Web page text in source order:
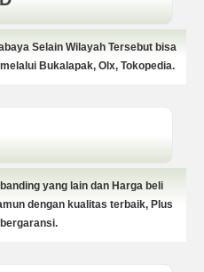
Selain Wilayah Tersebut bisa
Bukalapak, Olx, Tokopedia.
yang lain dan Harga beli
dengan kualitas terbaik, Plus